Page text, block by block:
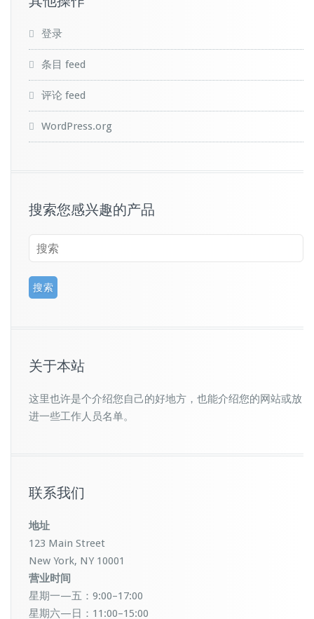
登录
条目 feed
评论 feed
WordPress.org
搜索您感兴趣的产品
关于本站
这里也许是个介绍您自己的好地方，也能介绍您的网站或放
进一些工作人员名单。
联系我们
地址
123 Main Street
New York, NY 10001
营业时间
星期一—五：9:00–17:00
星期六—日：11:00–15:00